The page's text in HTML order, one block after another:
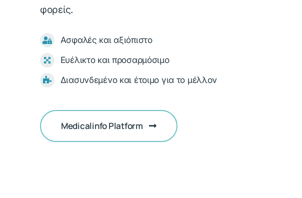
φορείς.
Ασφαλές και αξιόπιστο
Ευέλικτο και προσαρμόσιμο
Διασυνδεμένο και έτοιμο για το μέλλον
Medicalinfo Platform